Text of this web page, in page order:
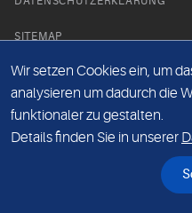
SITEMAP
NEWS PARTNER
Wir setzen Cookies ein, um
analysieren um dadurch die
funktionaler zu gestalten.
Details finden Sie in unserer